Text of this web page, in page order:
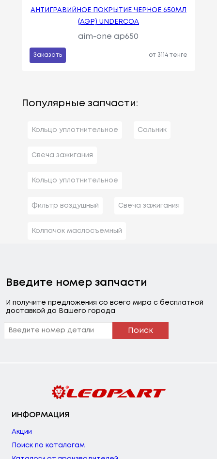
АНТИГРАВИЙНОЕ ПОКРЫТИЕ ЧЕРНОЕ 650МЛ
(АЭР) UNDERCOA
aim-one ap650
Заказать от 3114 тенге
Популярные запчасти:
Кольцо уплотнительное Сальник
Свеча зажигания
Кольцо уплотнительное
Фильтр воздушный Свеча зажигания
Колпачок маслосъемный
Введите номер запчасти
И получите предложения со всего мира с бесплатной
доставкой до Вашего города
Поиск
ИНФОРМАЦИЯ
Акции
Поиск по каталогам